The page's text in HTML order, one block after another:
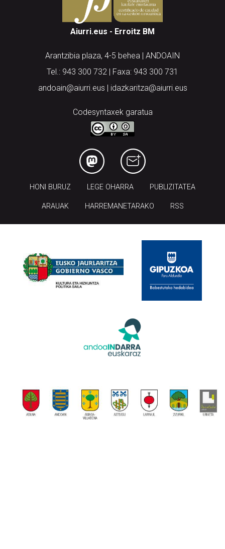
Aiurri.eus - Erroitz BM
Arantzibia plaza, 4-5 behea | ANDOAIN
Tel.: 943 300 732 | Faxa: 943 300 731
andoain@aiurri.eus | idazkaritza@aiurri.eus
Codesyntaxek garatua
HONI BURUZ LEGE OHARRA PUBLIZITATEA
ARAUAK HARREMANETARAKO RSS